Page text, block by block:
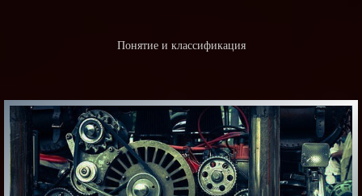
Понятие и классификация